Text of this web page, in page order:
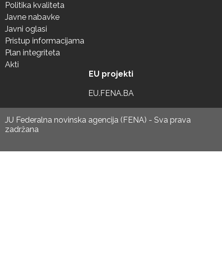
Politika kvaliteta
Javne nabavke
Javni oglasi
Pristup informacijama
Plan integriteta
Akti
EU projekti
EU.FENA.BA
JU Federalna novinska agencija (FENA) - Sva prava
zadržana